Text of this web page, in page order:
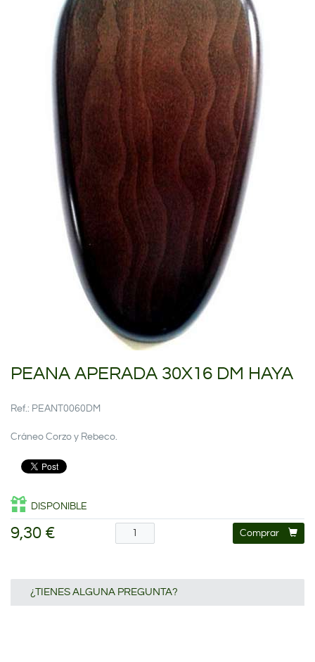
PEANA APERADA 30X16 DM HAYA
Ref.: PEANT0060DM
Cráneo Corzo y Rebeco.
DISPONIBLE
9,30 € Comprar
¿TIENES ALGUNA PREGUNTA?